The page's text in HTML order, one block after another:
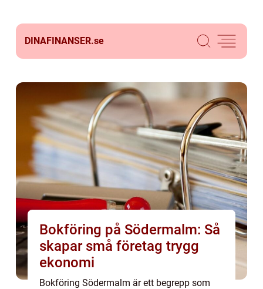
DINAFINANSER.se
Bokföring på Södermalm: Så
skapar små företag trygg
ekonomi
Bokföring Södermalm är ett begrepp som